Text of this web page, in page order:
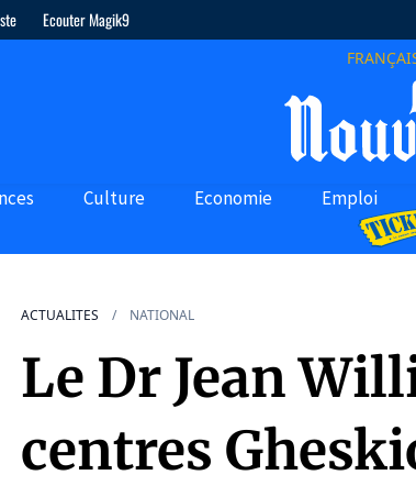
Ecouter Magik9
Culture Economie Emploi
ACTUALITES NATIONAL
Le Dr Jean
centres